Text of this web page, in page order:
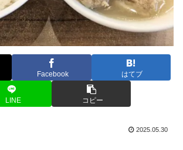
Facebook はてブ
LINE コピー
2025.05.30